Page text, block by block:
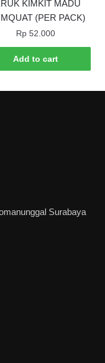
KIMKIT MADU
(PER PACK)
Rp52.000
Add to cart
Surabaya